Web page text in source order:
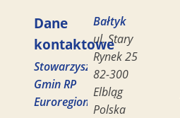
Dane
kontaktowe
Stowarzyszenie
Gmin RP
Euroregion
Bałtyk
ul. Stary
Rynek 25
82-300
Elbląg
Polska